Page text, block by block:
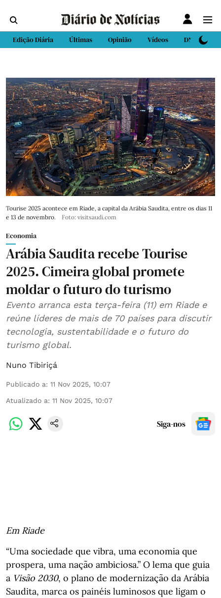
Edição Diária Últimas Opinião Vídeos DN Sport
Tourise 2025 acontece em Riade, a capital da Arábia Saudita, entre os dias 11
e 13 de novembro.
Foto: visitsaudi.com
Economia
Arábia Saudita recebe Tourise
2025. Cimeira global promete
moldar o futuro do turismo
Evento arranca esta terça-feira (11) em Riade e
reúne líderes de mais de 70 países para discutir
tecnologia, sustentabilidade e o futuro do
turismo global.
Nuno Tibiriçá
Publicado a: 11 Nov 2025, 10:07
Atualizado a: 11 Nov 2025, 10:07
Siga-nos
Em Riade
“Uma sociedade que vibra, uma economia que
prospera, uma nação ambiciosa.” O lema que guia
a Visão 2030, o plano de modernização da Arábia
Saudita, marca os painéis luminosos que ligam o